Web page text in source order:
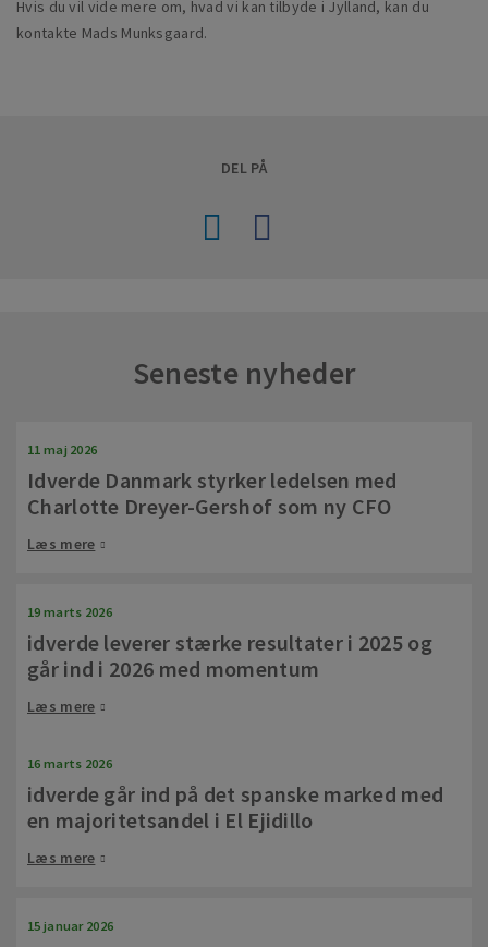
Hvis du vil vide mere om, hvad vi kan tilbyde i Jylland, kan du
kontakte Mads Munksgaard.
DEL PÅ
Seneste nyheder
11 maj 2026
Idverde Danmark styrker ledelsen med
Charlotte Dreyer-Gershof som ny CFO
Læs mere
19 marts 2026
idverde leverer stærke resultater i 2025 og
går ind i 2026 med momentum
Læs mere
16 marts 2026
idverde går ind på det spanske marked med
en majoritetsandel i El Ejidillo
Læs mere
15 januar 2026